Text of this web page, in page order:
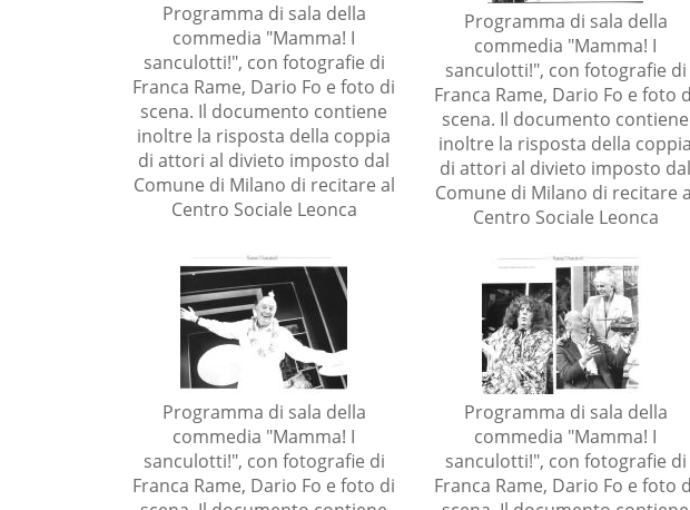
Programma di sala della
commedia "Mamma! I
sanculotti!", con fotografie di
Franca Rame, Dario Fo e foto di
scena. Il documento contiene
inoltre la risposta della coppia
di attori al divieto imposto dal
Comune di Milano di recitare al
Centro Sociale Leonca
Programma di sala della
commedia "Mamma! I
sanculotti!", con fotografie di
Franca Rame, Dario Fo e foto
scena. Il documento contiene
inoltre la risposta della coppia
di attori al divieto imposto dal
Comune di Milano di recitare
Centro Sociale Leonca
Programma di sala della
commedia "Mamma! I
sanculotti!", con fotografie di
Franca Rame, Dario Fo e foto di
Programma di sala della
commedia "Mamma! I
sanculotti!", con fotografie di
Franca Rame, Dario Fo e foto